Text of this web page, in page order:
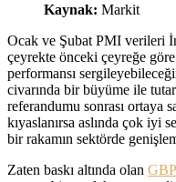
Kaynak: Markit
Ocak ve Şubat PMI verileri
çeyrekte önceki çeyreğe
performansı
civarında bir büyüme ile
referandumu sonrası ortaya
kıyaslanırsa aslında çok iyi
bir rakamın sektörde
Zaten baskı altında olan